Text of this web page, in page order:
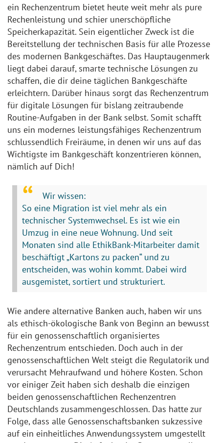
ein Rechenzentrum bietet heute weit mehr als pure
Rechenleistung und schier unerschöpfliche
Speicherkapazität. Sein eigentlicher Zweck ist die
Bereitstellung der technischen Basis für alle Prozesse
des modernen Bankgeschäftes. Das Hauptaugenmerk
liegt dabei darauf, smarte technische Lösungen zu
schaffen, die dir deine täglichen Bankgeschäfte
erleichtern. Darüber hinaus sorgt das Rechenzentrum
für digitale Lösungen für bislang zeitraubende
Routine-Aufgaben in der Bank selbst. Somit schafft
uns ein modernes leistungsfähiges Rechenzentrum
schlussendlich Freiräume, in denen wir uns auf das
Wichtigste im Bankgeschäft konzentrieren können,
nämlich auf Dich!
Wir wissen:
So eine Migration ist viel mehr als ein
technischer Systemwechsel. Es ist wie ein
Umzug in eine neue Wohnung. Und seit
Monaten sind alle EthikBank-Mitarbeiter damit
beschäftigt „Kartons zu packen“ und zu
entscheiden, was wohin kommt. Dabei wird
ausgemistet, sortiert und strukturiert.
Wie andere alternative Banken auch, haben wir uns
als ethisch-ökologische Bank von Beginn an bewusst
für ein genossenschaftlich organisiertes
Rechenzentrum entschieden. Doch auch in der
genossenschaftlichen Welt steigt die Regulatorik und
verursacht Mehraufwand und höhere Kosten. Schon
vor einiger Zeit haben sich deshalb die einzigen
beiden genossenschaftlichen Rechenzentren
Deutschlands zusammengeschlossen. Das hatte zur
Folge, dass alle Genossenschaftsbanken sukzessive
auf ein einheitliches Anwendungssystem umgestellt